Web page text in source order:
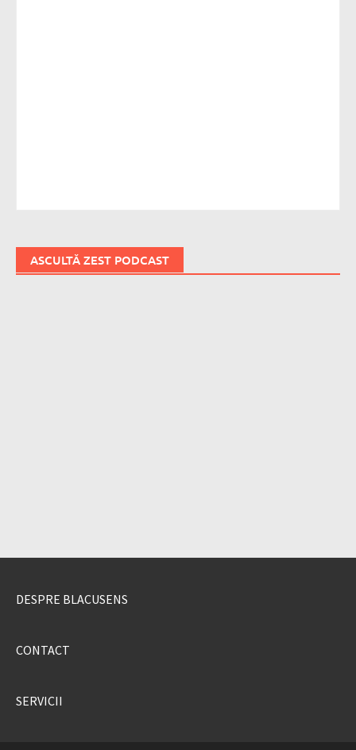
ASCULTĂ ZEST PODCAST
DESPRE BLACUSENS
CONTACT
SERVICII